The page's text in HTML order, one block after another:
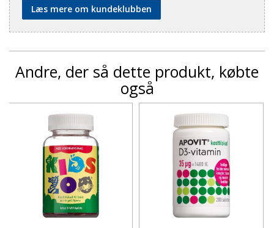
Læs mere om kundeklubben
Andre, der så dette produkt, købte
også